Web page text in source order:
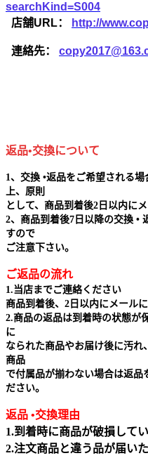
searchKind=S004
店舗URL：
http://
連絡先：
返品•交換について
1、交換 •返品をご希望される
上、原則
として、商品到着後2日以内に
2、商品到着後7日以降の交換 •
すので
ご注意下さい。
ご返品の流れ
1.当店までご連絡ください
商品到着後、2日以内にメール
2.商品の返品は到着時の状態が
に
なられた商品やお届け後に汚れ
商品
で付属品が揃わない場合は返品
ださい。
返品 •交換理由
1.到着時に商品が破損して
2.注文商品と違う品が届いた